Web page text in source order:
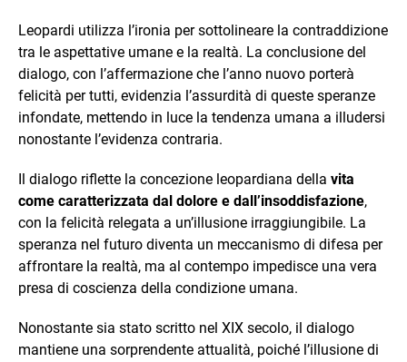
Leopardi utilizza l’ironia per sottolineare la contraddizione
tra le aspettative umane e la realtà. La conclusione del
dialogo, con l’affermazione che l’anno nuovo porterà
felicità per tutti, evidenzia l’assurdità di queste speranze
infondate, mettendo in luce la tendenza umana a illudersi
nonostante l’evidenza contraria.
Il dialogo riflette la concezione leopardiana della vita
come caratterizzata dal dolore e dall’insoddisfazione,
con la felicità relegata a un’illusione irraggiungibile. La
speranza nel futuro diventa un meccanismo di difesa per
affrontare la realtà, ma al contempo impedisce una vera
presa di coscienza della condizione umana.
Nonostante sia stato scritto nel XIX secolo, il dialogo
mantiene una sorprendente attualità, poiché l’illusione di